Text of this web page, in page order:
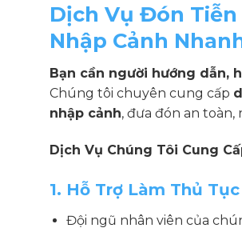
Dịch Vụ Đón Tiễn
Nhập Cảnh
Bạn cần người hướng dẫn,
Chúng tôi chuyên cung cấp
nhập cảnh, đưa đón an
Dịch Vụ Chúng Tôi Cung
1. Hỗ Trợ Làm Thủ
Đội ngũ nhân viên của